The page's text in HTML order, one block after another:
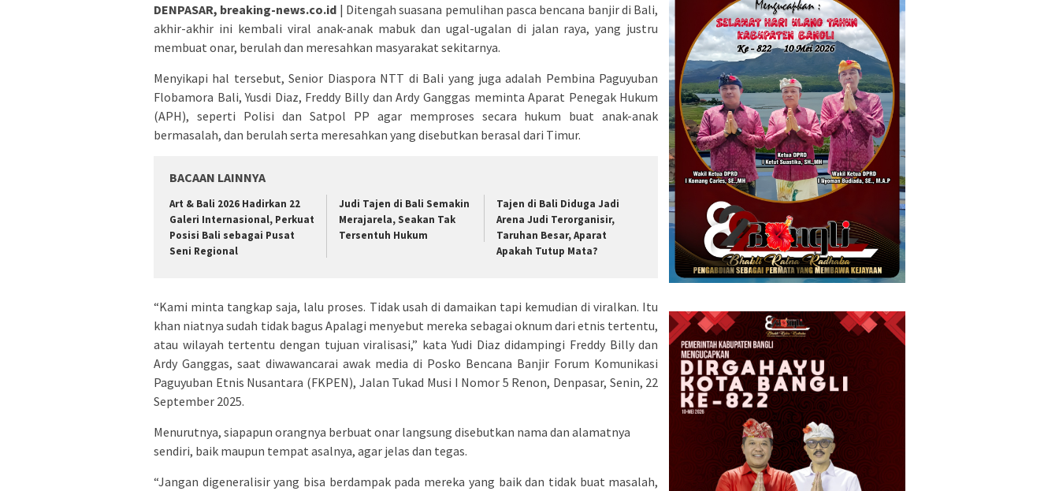
DENPASAR, breaking-news.co.id | Ditengah suasana pemulihan pasca bencana banjir di Bali,
akhir-akhir ini kembali viral anak-anak mabuk dan ugal-ugalan di jalan raya, yang justru
membuat onar, berulah dan meresahkan masyarakat sekitarnya.
Menyikapi hal tersebut, Senior Diaspora NTT di Bali yang juga adalah Pembina Paguyuban
Flobamora Bali, Yusdi Diaz, Freddy Billy dan Ardy Ganggas meminta Aparat Penegak Hukum
(APH), seperti Polisi dan Satpol PP agar memproses secara hukum buat anak-anak
bermasalah, dan berulah serta meresahkan yang disebutkan berasal dari Timur.
BACAAN LAINNYA
Art & Bali 2026 Hadirkan 22
Galeri Internasional, Perkuat
Posisi Bali sebagai Pusat
Seni Regional
Judi Tajen di Bali Semakin
Merajarela, Seakan Tak
Tersentuh Hukum
Tajen di Bali Diduga Jadi
Arena Judi Terorganisir,
Taruhan Besar, Aparat
Apakah Tutup Mata?
“Kami minta tangkap saja, lalu proses. Tidak usah di damaikan tapi kemudian di viralkan. Itu
khan niatnya sudah tidak bagus Apalagi menyebut mereka sebagai oknum dari etnis tertentu,
atau wilayah tertentu dengan tujuan viralisasi,” kata Yudi Diaz didampingi Freddy Billy dan
Ardy Ganggas, saat diwawancarai awak media di Posko Bencana Banjir Forum Komunikasi
Paguyuban Etnis Nusantara (FKPEN), Jalan Tukad Musi I Nomor 5 Renon, Denpasar, Senin, 22
September 2025.
Menurutnya, siapapun orangnya berbuat onar langsung disebutkan nama dan alamatnya
sendiri, baik maupun tempat asalnya, agar jelas dan tegas.
“Jangan digeneralisir yang bisa berdampak pada mereka yang baik dan tidak buat masalah,